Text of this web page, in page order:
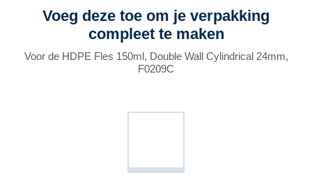
Voeg deze toe om je verpakking
compleet te maken
Voor de HDPE Fles 150ml, Double Wall Cylindrical 24mm,
F0209C